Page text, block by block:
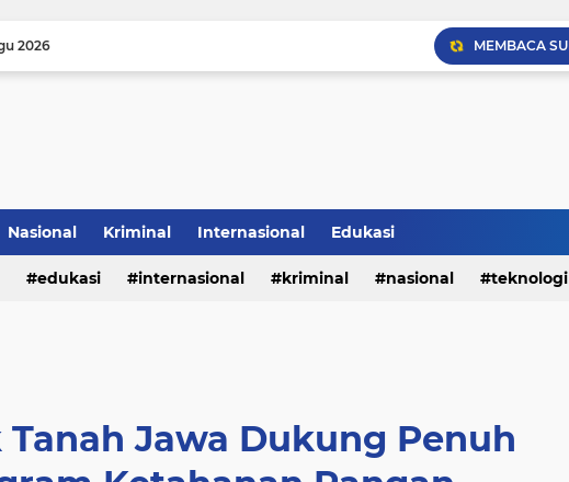
2026
Nasional Kriminal Internasional Edukasi
edukasi internasional kriminal nasional teknologi
Tanah Jawa Dukung Penuh